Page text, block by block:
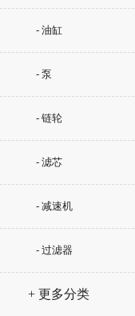
- 油缸
- 泵
- 链轮
- 滤芯
- 减速机
- 过滤器
+ 更多分类